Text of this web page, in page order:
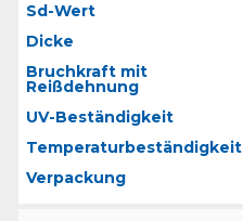
Sd-Wert
Dicke
Bruchkraft mit
Reißdehnung
UV-Beständigkeit
Temperaturbeständigkeit
Verpackung